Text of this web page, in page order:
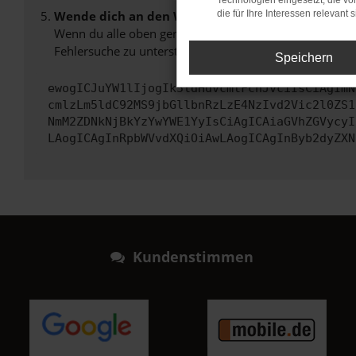
Wende dich an den Webseitenbetreiber.
Wenn du alle oben genannten Schritte versucht hast,
Fehlersuche zu unterstützen:
Kundenstimmen
die für Ihre Interessen relevant
Speichern